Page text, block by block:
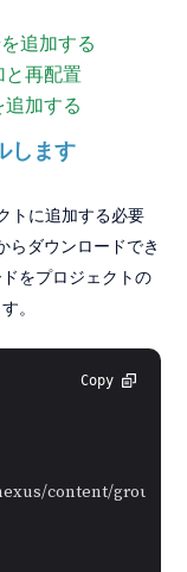
追加する
と再配置
加する
します
トに追加する必要
らダウンロードでき
をプロジェクトの
。
Copy
content/groups/